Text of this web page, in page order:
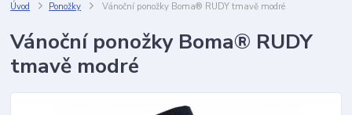
Úvod Ponožky Vánoční ponožky Boma® RUDY tmavě modré
Vánoční ponožky Boma® RUDY
tmavě modré